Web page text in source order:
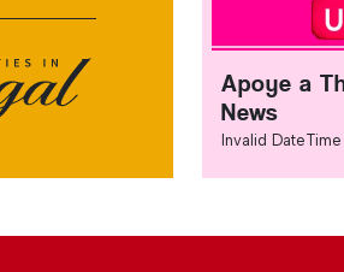
Apoye a
News
Invalid DateTime